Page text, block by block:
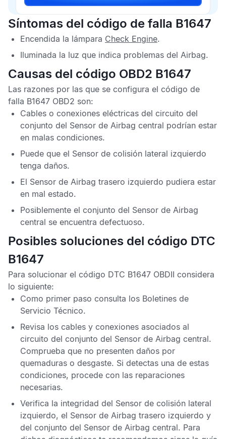
Síntomas del código de falla B1647
Encendida la lámpara Check Engine.
Iluminada la luz que indica problemas del Airbag.
Causas del código OBD2 B1647
Las razones por las que se configura el código de
falla B1647 OBD2 son:
Cables o conexiones eléctricas del circuito del
conjunto del Sensor de Airbag central podrían estar
en malas condiciones.
Puede que el Sensor de colisión lateral izquierdo
tenga daños.
El Sensor de Airbag trasero izquierdo pudiera estar
en mal estado.
Posiblemente el conjunto del Sensor de Airbag
central se encuentra defectuoso.
Posibles soluciones del código DTC
B1647
Para solucionar el código DTC B1647 OBDII considera
lo siguiente:
Como primer paso consulta los Boletines de
Servicio Técnico.
Revisa los cables y conexiones asociados al
circuito del conjunto del Sensor de Airbag central.
Comprueba que no presenten daños por
quemaduras o desgaste. Si detectas una de estas
condiciones, procede con las reparaciones
necesarias.
Verifica la integridad del Sensor de colisión lateral
izquierdo, el Sensor de Airbag trasero izquierdo y
del conjunto del Sensor de Airbag central. Para